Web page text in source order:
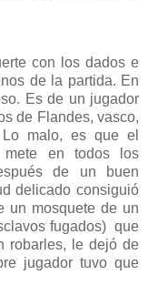
con los dados e
de la partida. En
Es de un jugador
de Flandes, vasco,
malo, es que el
en todos los
de un buen
delicado consiguió
un mosquete de un
fugados) que
robarles, le dejó de
jugador tuvo que